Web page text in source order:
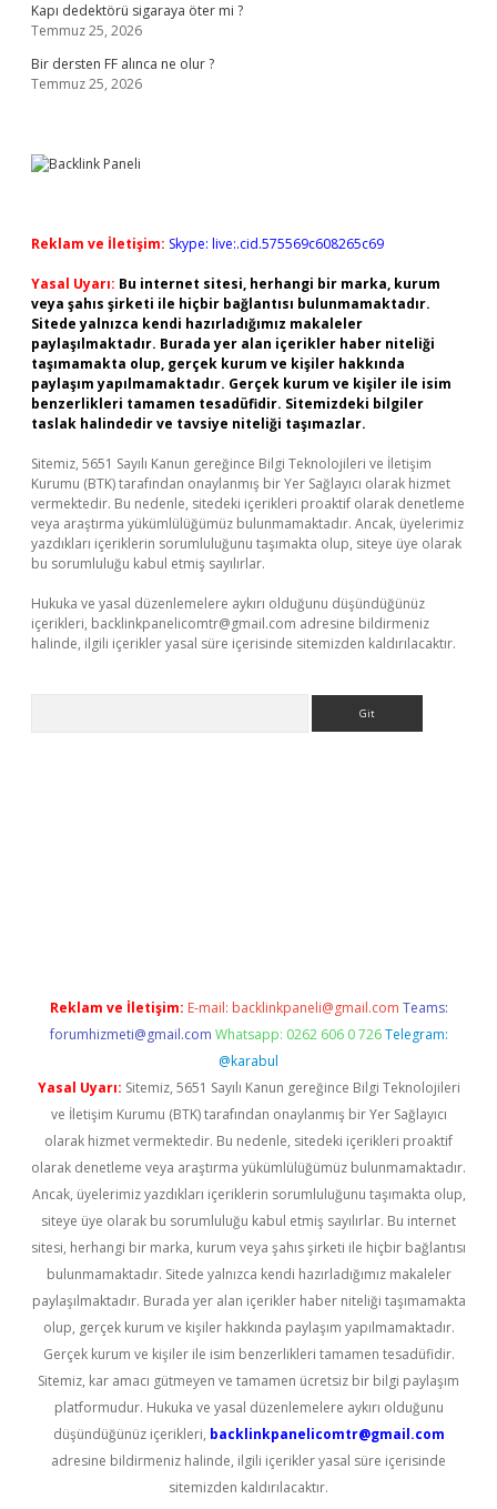
Kapı dedektörü sigaraya öter mi ?
Temmuz 25, 2026
Bir dersten FF alınca ne olur ?
Temmuz 25, 2026
Reklam ve İletişim: Skype: live:.cid.575569c608265c69
Yasal Uyarı: Bu internet sitesi, herhangi bir marka, kurum
veya şahıs şirketi ile hiçbir bağlantısı bulunmamaktadır.
Sitede yalnızca kendi hazırladığımız makaleler
paylaşılmaktadır. Burada yer alan içerikler haber niteliği
taşımamakta olup, gerçek kurum ve kişiler hakkında
paylaşım yapılmamaktadır. Gerçek kurum ve kişiler ile isim
benzerlikleri tamamen tesadüfidir. Sitemizdeki bilgiler
taslak halindedir ve tavsiye niteliği taşımazlar.
Sitemiz, 5651 Sayılı Kanun gereğince Bilgi Teknolojileri ve İletişim
Kurumu (BTK) tarafından onaylanmış bir Yer Sağlayıcı olarak hizmet
vermektedir. Bu nedenle, sitedeki içerikleri proaktif olarak denetleme
veya araştırma yükümlülüğümüz bulunmamaktadır. Ancak, üyelerimiz
yazdıkları içeriklerin sorumluluğunu taşımakta olup, siteye üye olarak
bu sorumluluğu kabul etmiş sayılırlar.
Hukuka ve yasal düzenlemelere aykırı olduğunu düşündüğünüz
içerikleri, backlinkpanelicomtr@gmail.com adresine bildirmeniz
halinde, ilgili içerikler yasal süre içerisinde sitemizden kaldırılacaktır.
Reklam ve İletişim: E-mail: backlinkpaneli@gmail.com Teams:
forumhizmeti@gmail.com Whatsapp: 0262 606 0 726 Telegram:
@karabul
Yasal Uyarı: Sitemiz, 5651 Sayılı Kanun gereğince Bilgi Teknolojileri
ve İletişim Kurumu (BTK) tarafından onaylanmış bir Yer Sağlayıcı
olarak hizmet vermektedir. Bu nedenle, sitedeki içerikleri proaktif
olarak denetleme veya araştırma yükümlülüğümüz bulunmamaktadır.
Ancak, üyelerimiz yazdıkları içeriklerin sorumluluğunu taşımakta olup,
siteye üye olarak bu sorumluluğu kabul etmiş sayılırlar. Bu internet
sitesi, herhangi bir marka, kurum veya şahıs şirketi ile hiçbir bağlantısı
bulunmamaktadır. Sitede yalnızca kendi hazırladığımız makaleler
paylaşılmaktadır. Burada yer alan içerikler haber niteliği taşımamakta
olup, gerçek kurum ve kişiler hakkında paylaşım yapılmamaktadır.
Gerçek kurum ve kişiler ile isim benzerlikleri tamamen tesadüfidir.
Sitemiz, kar amacı gütmeyen ve tamamen ücretsiz bir bilgi paylaşım
platformudur. Hukuka ve yasal düzenlemelere aykırı olduğunu
düşündüğünüz içerikleri, backlinkpanelicomtr@gmail.com
adresine bildirmeniz halinde, ilgili içerikler yasal süre içerisinde
sitemizden kaldırılacaktır.